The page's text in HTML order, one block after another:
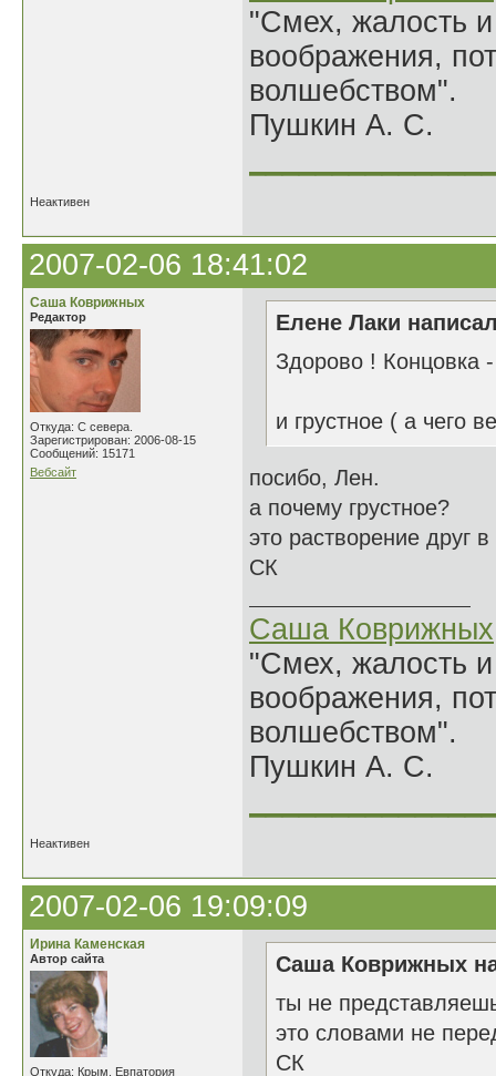
"Смех, жалость
воображения,
волшебством".
Пушкин А. С.
Неактивен
2007-02-06 18:41:02
Саша Коврижных
Редактор
Откуда: С севера.
Зарегистрирован: 2006-08-15
Сообщений: 15171
Вебсайт
Елене Лаки
Здорово ! Концовка
и грустное ( а чего
посибо, Лен.
а почему грустное?
это растворение друг в
СК
Саша Коврижных
"Смех, жалость
воображения,
волшебством".
Пушкин А. С.
Неактивен
2007-02-06 19:09:09
Ирина Каменская
Автор сайта
Откуда: Крым, Евпатория
Саша Коврижных
ты не
это словами не
СК